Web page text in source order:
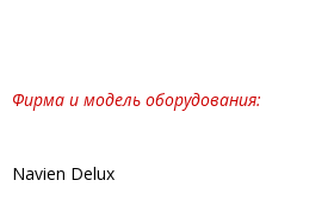
Фирма и модель оборудования:
Navien Delux